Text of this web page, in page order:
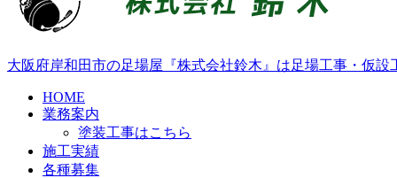
大阪府岸和田市の足場屋『株式会社鈴木』は足場工事・仮設
HOME
業務案内
塗装工事はこちら
施工実績
各種募集